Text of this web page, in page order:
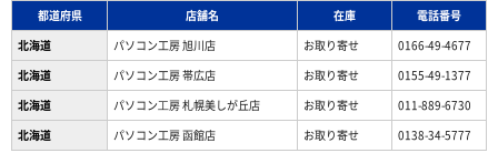
都道府県 店舗名 在庫
電話番号
北海道
パソコン工房 旭川店 お取り寄せ
0166-49-4677
北海道
パソコン工房 帯広店 お取り寄せ
0155-49-1377
北海道
パソコン⼯房 札幌美しが丘店 お取り寄せ
011-889-6730
北海道
パソコン工房 函館店 お取り寄せ 0138-34-5777